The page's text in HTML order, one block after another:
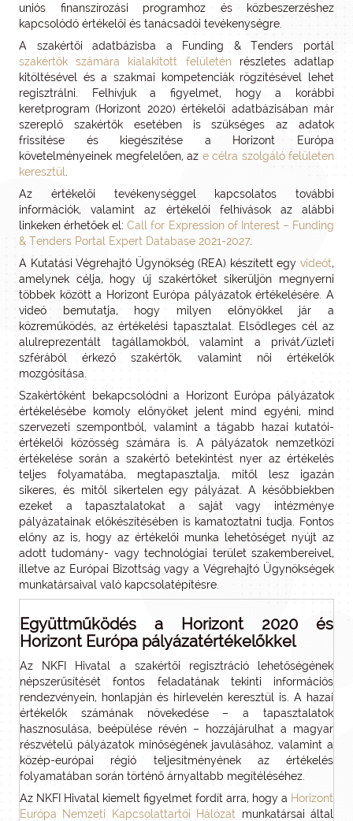
uniós finanszírozási programhoz és közbeszerzéshez
kapcsolódó értékelői és tanácsadói tevékenységre.
A szakértői adatbázisba a Funding & Tenders portál
szakértők számára kialakított felületén részletes adatlap
kitöltésével és a szakmai kompetenciák rögzítésével lehet
regisztrálni. Felhívjuk a figyelmet, hogy a korábbi
keretprogram (Horizont 2020) értékelői adatbázisában már
szereplő szakértők esetében is szükséges az adatok
frissítése és kiegészítése a Horizont Európa
követelményeinek megfelelően, az e célra szolgáló felületen
keresztül.
Az értékelői tevékenységgel kapcsolatos további
információk, valamint az értékelői felhívások az alábbi
linkeken érhetőek el:Call for Expression of Interest – Funding
& Tenders Portal Expert Database 2021-2027.
A Kutatási Végrehajtó Ügynökség (REA) készített egy videót,
amelynek célja, hogy új szakértőket sikerüljön megnyerni
többek között a Horizont Európa pályázatok értékelésére. A
videó bemutatja, hogy milyen előnyökkel jár a
közreműködés, az értékelési tapasztalat. Elsődleges cél az
alulreprezentált tagállamokból, valamint a privát/üzleti
szférából érkező szakértők, valamint női értékelők
mozgósítása.
Szakértőként bekapcsolódni a Horizont Európa pályázatok
értékelésébe komoly előnyöket jelent mind egyéni, mind
szervezeti szempontból, valamint a tágabb hazai kutatói-
értékelői közösség számára is. A pályázatok nemzetközi
értékelése során a szakértő betekintést nyer az értékelés
teljes folyamatába, megtapasztalja, mitől lesz igazán
sikeres, és mitől sikertelen egy pályázat. A későbbiekben
ezeket a tapasztalatokat a saját vagy intézménye
pályázatainak előkészítésében is kamatoztatni tudja. Fontos
előny az is, hogy az értékelői munka lehetőséget nyújt az
adott tudomány- vagy technológiai terület szakembereivel,
illetve az Európai Bizottság vagy a Végrehajtó Ügynökségek
munkatársaival való kapcsolatépítésre.
Együttműködés a Horizont 2020 és
Horizont Európa pályázatértékelőkkel
Az NKFI Hivatal a szakértői regisztráció lehetőségének
népszerűsítését fontos feladatának tekinti információs
rendezvényein, honlapján és hírlevelén keresztül is. A hazai
értékelők számának növekedése – a tapasztalatok
hasznosulása, beépülése révén – hozzájárulhat a magyar
részvételű pályázatok minőségének javulásához, valamint a
közép-európai régió teljesítményének az értékelés
folyamatában során történő árnyaltabb megítéléséhez.
Az NKFI Hivatal kiemelt figyelmet fordít arra, hogy a Horizont
Európa Nemzeti Kapcsolattartói Hálózat munkatársai által